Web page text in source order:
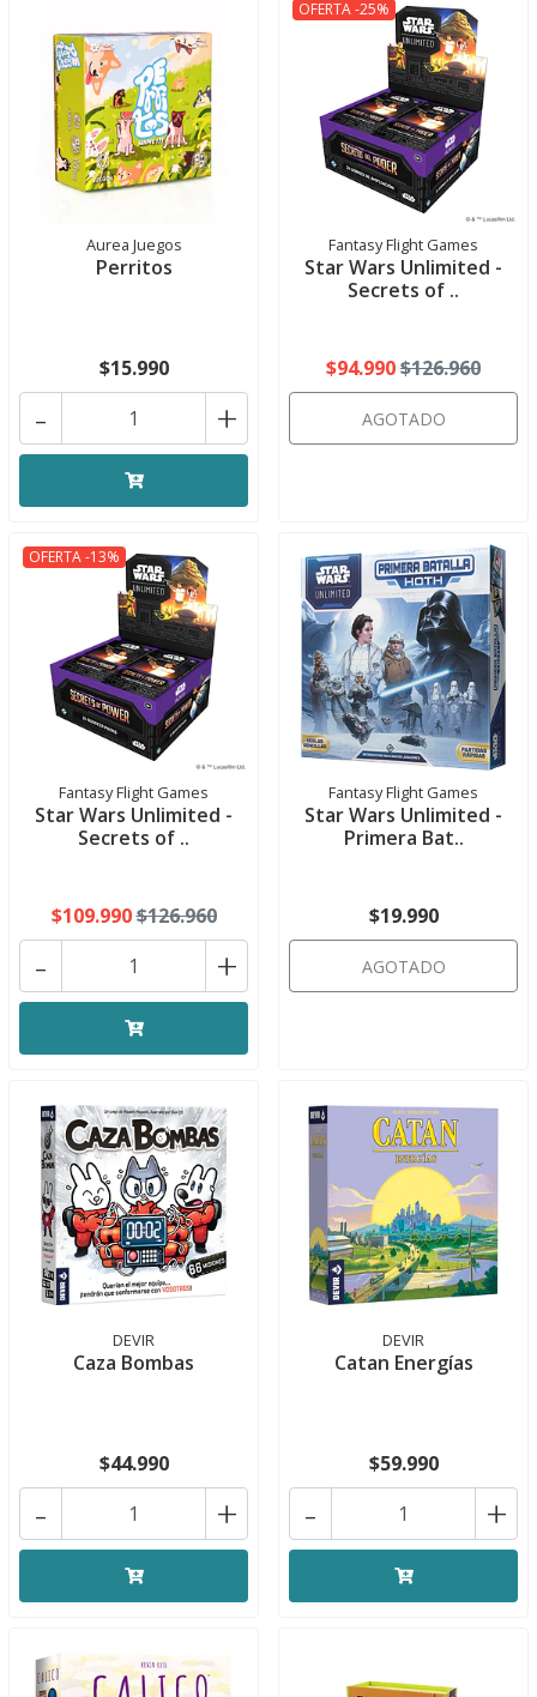
Aurea Juegos
Perritos
$15.990
+
-
OFERTA -25%
Fantasy Flight Games
Star Wars Unlimited -
Secrets of ..
$94.990$126.960
AGOTADO
OFERTA -13%
Fantasy Flight Games
Star Wars Unlimited -
Secrets of ..
$109.990$126.960
+
-
Fantasy Flight Games
Star Wars Unlimited -
Primera Bat..
$19.990
AGOTADO
DEVIR
Caza Bombas
$44.990
+
-
DEVIR
Catan Energías
$59.990
+
-